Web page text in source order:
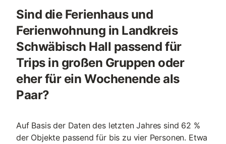
Sind die Ferienhaus und
Ferienwohnung in Landkreis
Schwäbisch Hall passend für
Trips in großen Gruppen oder
eher für ein Wochenende als
Paar?
Auf Basis der Daten des letzten Jahres sind 62 %
der Objekte passend für bis zu vier Personen. Etwa